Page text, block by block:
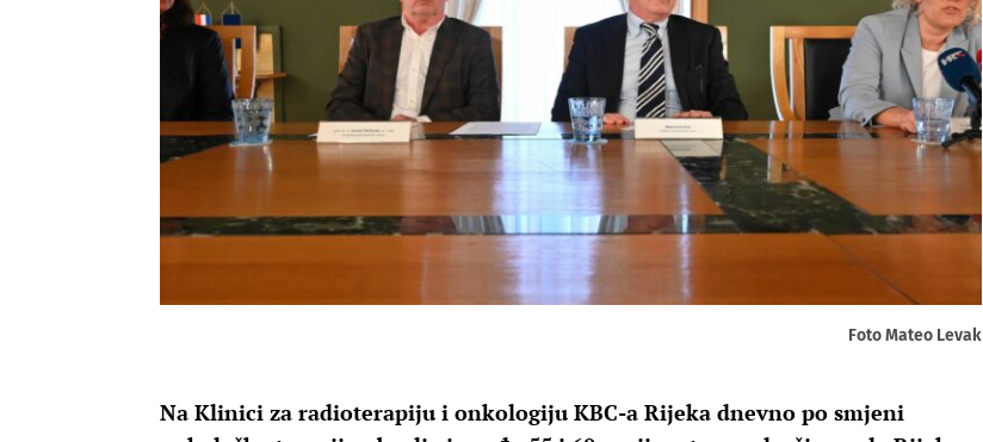
Foto Mateo Levak
Na Klinici za radioterapiju i onkologiju KBC-a Rijeka dnevno po smjeni